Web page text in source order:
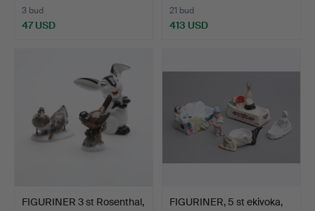
3 bud
47 USD
21 bud
413 USD
FIGURINER 3 st Rosenthal,
FIGURINER, 5 st ekivoka,